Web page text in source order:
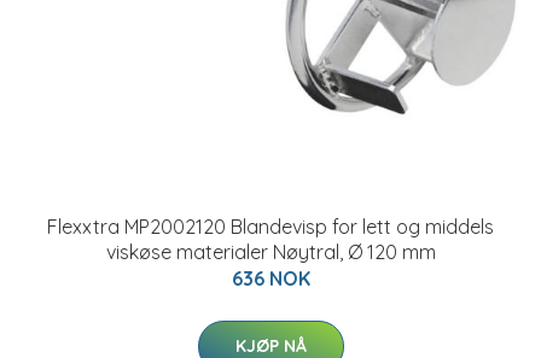
Flexxtra MP2002120 Blandevisp for lett og middels
viskøse materialer Nøytral, Ø 120 mm
636 NOK
KJØP NÅ